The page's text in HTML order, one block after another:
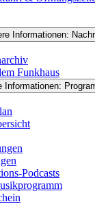
Informationen:
Funkhaus
Informationen:
Podcasts